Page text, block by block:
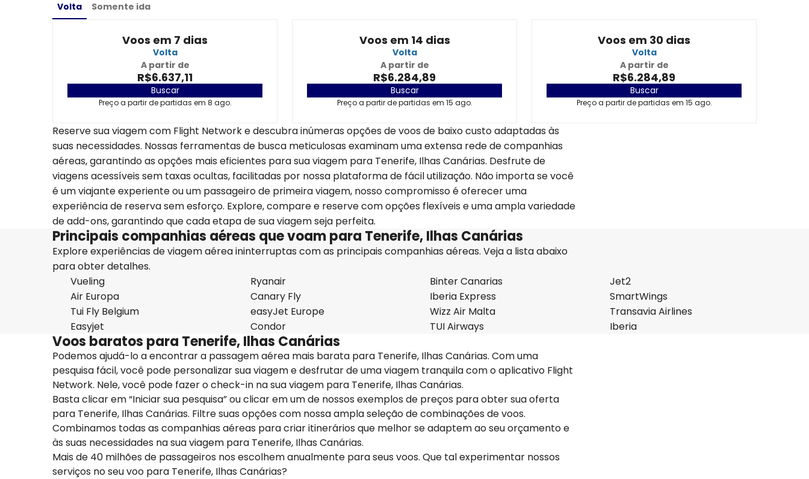
Volta Somente ida
Voos em 7 dias
Volta
A partir de
R$6.637,11
Buscar
Preço a partir de partidas em 8 ago.
Voos em 14 dias
Volta
A partir de
R$6.284,89
Buscar
Preço a partir de partidas em 15 ago.
Voos em 30 dias
Volta
A partir de
R$6.284,89
Buscar
Preço a partir de partidas em 15 ago.
Reserve sua viagem com Flight Network e descubra inúmeras opções de voos de baixo custo adaptadas às
suas necessidades. Nossas ferramentas de busca meticulosas examinam uma extensa rede de companhias
aéreas, garantindo as opções mais eficientes para sua viagem para Tenerife, Ilhas Canárias. Desfrute de
viagens acessíveis sem taxas ocultas, facilitadas por nossa plataforma de fácil utilização. Não importa se você
é um viajante experiente ou um passageiro de primeira viagem, nosso compromisso é oferecer uma
experiência de reserva sem esforço. Explore, compare e reserve com opções flexíveis e uma ampla variedade
de add-ons, garantindo que cada etapa de sua viagem seja perfeita.
Principais companhias aéreas que voam para Tenerife, Ilhas Canárias
Explore experiências de viagem aérea ininterruptas com as principais companhias aéreas. Veja a lista abaixo
para obter detalhes.
Vueling
Ryanair Binter Canarias
Jet2
Air Europa
Canary Fly Iberia Express
SmartWings
Tui Fly Belgium
easyJet Europe Wizz Air Malta
Transavia Airlines
Easyjet
Condor TUI Airways Iberia
Voos baratos para Tenerife, Ilhas Canárias
Podemos ajudá-lo a encontrar a passagem aérea mais barata para Tenerife, Ilhas Canárias. Com uma
pesquisa fácil, você pode personalizar sua viagem e desfrutar de uma viagem tranquila com o aplicativo Flight
Network. Nele, você pode fazer o check-in na sua viagem para Tenerife, Ilhas Canárias.
Basta clicar em “Iniciar sua pesquisa” ou clicar em um de nossos exemplos de preços para obter sua oferta
para Tenerife, Ilhas Canárias. Filtre suas opções com nossa ampla seleção de combinações de voos.
Combinamos todas as companhias aéreas para criar itinerários que melhor se adaptem ao seu orçamento e
às suas necessidades na sua viagem para Tenerife, Ilhas Canárias.
Mais de 40 milhões de passageiros nos escolhem anualmente para seus voos. Que tal experimentar nossos
serviços no seu voo para Tenerife, Ilhas Canárias?